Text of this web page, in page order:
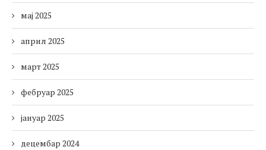
мај 2025
април 2025
март 2025
фебруар 2025
јануар 2025
децембар 2024